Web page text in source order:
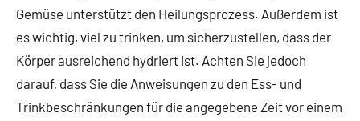
Gemüse unterstützt den Heilungsprozess. Außerdem ist
es wichtig, viel zu trinken, um sicherzustellen, dass der
Körper ausreichend hydriert ist. Achten Sie jedoch
darauf, dass Sie die Anweisungen zu den Ess- und
Trinkbeschränkungen für die angegebene Zeit vor einem